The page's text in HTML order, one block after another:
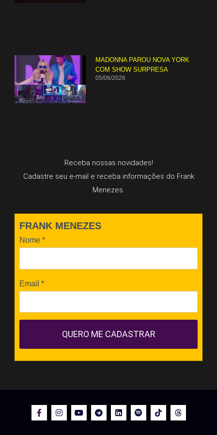
MADONNA PAROU NOVA YORK
COM SHOW SURPRESA
05/06/2026
Receba nossas novidades!
Cadastre seu e-mail e receba informações do Frank
Menezes.
FRANK MENEZES
Nome *
Email *
QUERO ME CADASTRAR